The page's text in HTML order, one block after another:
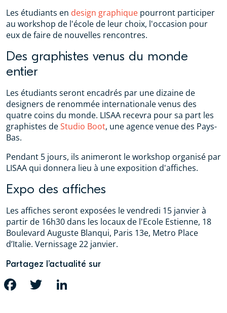
Les étudiants en design graphique pourront participer
au workshop de l'école de leur choix, l'occasion pour
eux de faire de nouvelles rencontres.
Des graphistes venus du monde
entier
Les étudiants seront encadrés par une dizaine de
designers de renommée internationale venus des
quatre coins du monde. LISAA recevra pour sa part les
graphistes deStudio Boot, une agence venue des Pays-
Bas.
Pendant 5 jours, ils animeront le workshop organisé par
LISAA qui donnera lieu à une exposition d'affiches.
Expo des affiches
Les affiches seront exposées le vendredi 15 janvier à
partir de 16h30 dans les locaux de l'Ecole Estienne, 18
Boulevard Auguste Blanqui, Paris 13e, Metro Place
d’Italie. Vernissage 22 janvier.
Partagez l’actualité sur
FACEBOOK TWITTER